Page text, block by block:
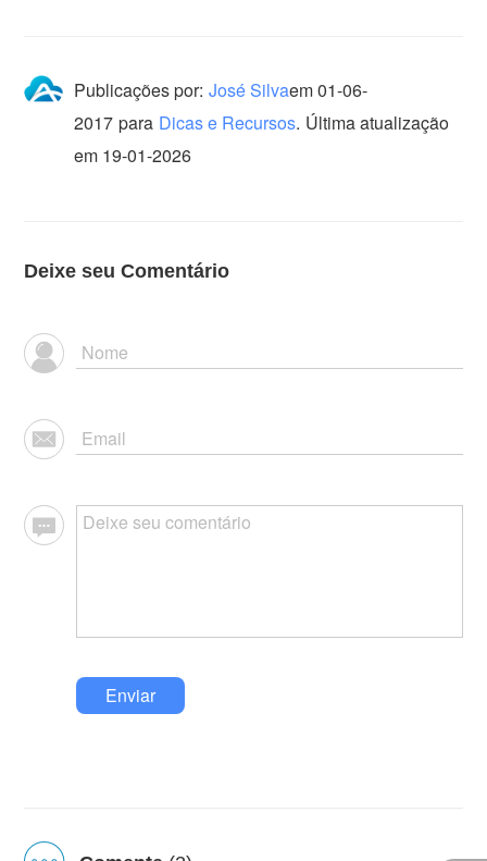
Publicações por: José Silvaem01-06-
2017 para Dicas e Recursos. Última atualização
em 19-01-2026
Deixe seu Comentário
Enviar